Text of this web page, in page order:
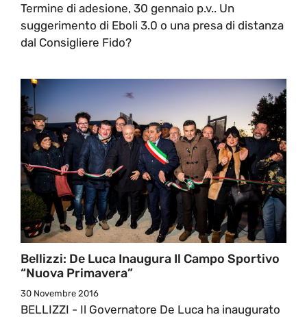
Termine di adesione, 30 gennaio p.v.. Un
suggerimento di Eboli 3.0 o una presa di distanza
dal Consigliere Fido?
Bellizzi: De Luca Inaugura Il Campo Sportivo
“Nuova Primavera”
30 Novembre 2016
BELLIZZI - Il Governatore De Luca ha inaugurato